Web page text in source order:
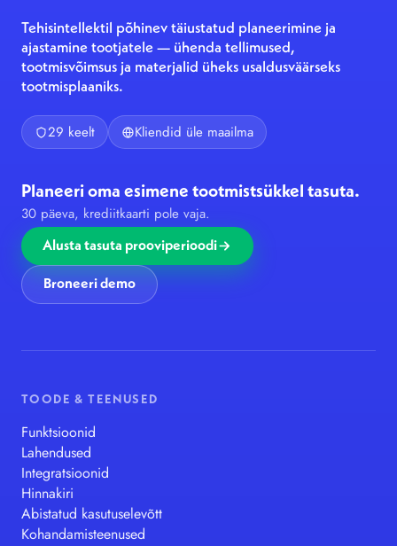
Tehisintellektil põhinev täiustatud planeerimine ja
ajastamine tootjatele — ühenda tellimused,
tootmisvõimsus ja materjalid üheks usaldusväärseks
tootmisplaaniks.
29 keelt Kliendid üle maailma
Planeeri oma esimene tootmistsükkel tasuta.
30 päeva, krediitkaarti pole vaja.
Alusta tasuta prooviperioodi
Broneeri demo
TOODE & TEENUSED
Funktsioonid
Lahendused
Integratsioonid
Hinnakiri
Abistatud kasutuselevõtt
Kohandamisteenused